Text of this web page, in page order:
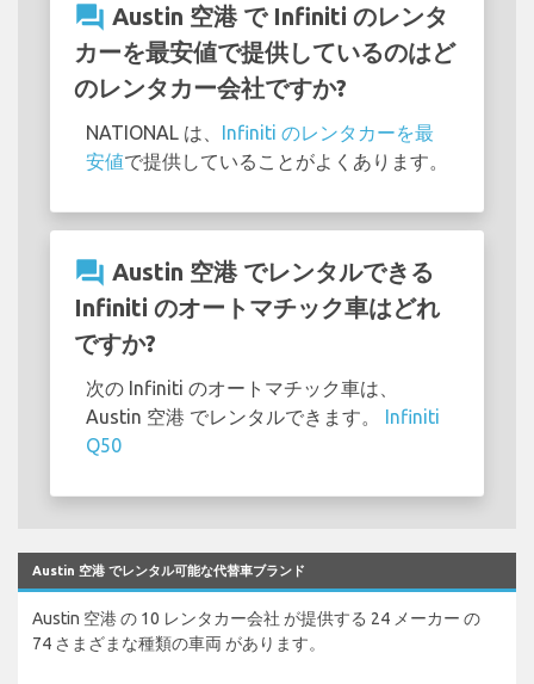
question_answer Austin 空港 で Infiniti のレンタ
カーを最安値で提供しているのはど
のレンタカー会社ですか?
NATIONAL は、 Infiniti のレンタカーを最
安値で提供していることがよくあります。
question_answer Austin 空港 でレンタルできる
Infiniti のオートマチック車はどれ
ですか?
次の Infiniti のオートマチック車は、
Austin 空港 でレンタルできます。 Infiniti
Q50
Austin 空港 でレンタル可能な代替車ブランド
Austin 空港 の 10 レンタカー会社 が提供する 24 メーカー の
74 さまざまな種類の車両 があります。